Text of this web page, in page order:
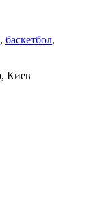
, баскетбол,
Киев